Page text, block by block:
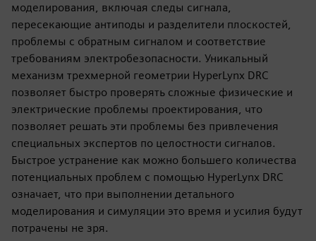
моделирования, включая следы сигнала,
пересекающие антиподы и разделители плоскостей,
проблемы с обратным сигналом и соответствие
требованиям электробезопасности. Уникальный
механизм трехмерной геометрии HyperLynx DRC
позволяет быстро проверять сложные физические и
электрические проблемы проектирования, что
позволяет решать эти проблемы без привлечения
специальных экспертов по целостности сигналов.
Быстрое устранение как можно большего количества
потенциальных проблем с помощью HyperLynx DRC
означает, что при выполнении детального
моделирования и симуляции это время и усилия будут
потрачены не зря.